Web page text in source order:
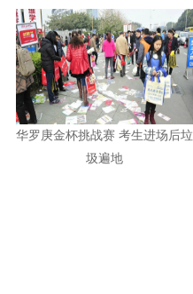
华罗庚金杯挑战赛 考生进场后垃
圾遍地